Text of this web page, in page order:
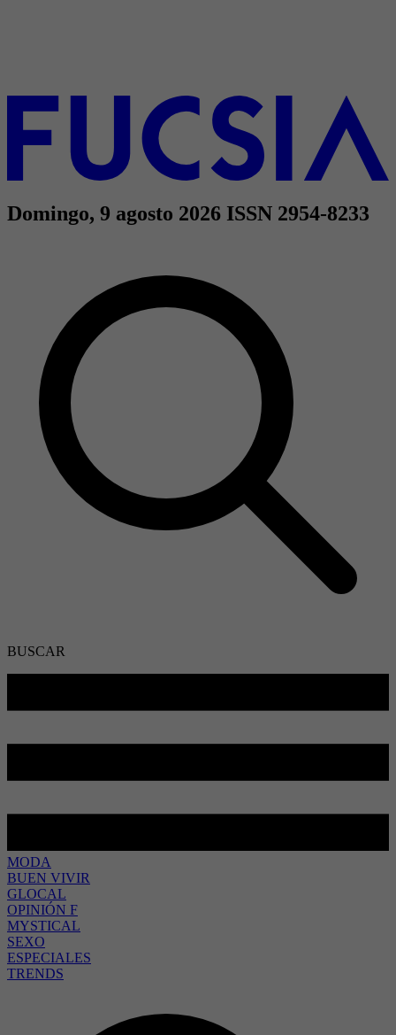
Domingo, 9 agosto 2026 ISSN 2954-8233
BUSCAR
MODA
BUEN VIVIR
GLOCAL
OPINIÓN F
MYSTICAL
SEXO
ESPECIALES
TRENDS